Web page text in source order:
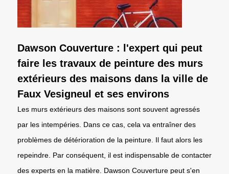
Dawson Couverture : l'expert qui peut
faire les travaux de peinture des murs
extérieurs des maisons dans la ville de
Faux Vesigneul et ses environs
Les murs extérieurs des maisons sont souvent agressés
par les intempéries. Dans ce cas, cela va entraîner des
problèmes de détérioration de la peinture. Il faut alors les
repeindre. Par conséquent, il est indispensable de contacter
des experts en la matière. Dawson Couverture peut s'en